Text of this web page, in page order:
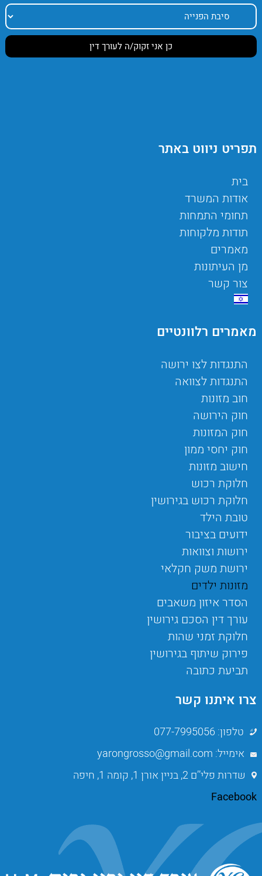
תפריט ניווט באתר
בית
אודות המשרד
תחומי התמחות
תודות מלקוחות
מאמרים
מן העיתונות
צור קשר
מאמרים רלוונטיים
התנגדות לצו ירושה
התנגדות לצוואה
חוב מזונות
חוק הירושה
חוק המזונות
חוק יחסי ממון
חישוב מזונות
חלוקת רכוש
חלוקת רכוש בגירושין
טובת הילד
ידועים בציבור
ירושות וצוואות
ירושת משק חקלאי
מזונות ילדים
הסדר איזון משאבים
עורך דין הסכם גירושין
חלוקת זמני שהות
פירוק שיתוף בגירושין
תביעת כתובה
צרו איתנו קשר
טלפון: 077-7995056
אימייל: yarongrosso@gmail.com
שדרות פלי’’ם 2, בניין אורן 1, קומה 1, חיפה
Facebook